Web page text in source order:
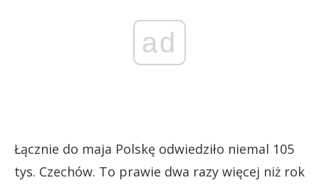
ad
Łącznie do maja Polskę odwiedziło niemal 105
tys. Czechów. To prawie dwa razy więcej niż rok